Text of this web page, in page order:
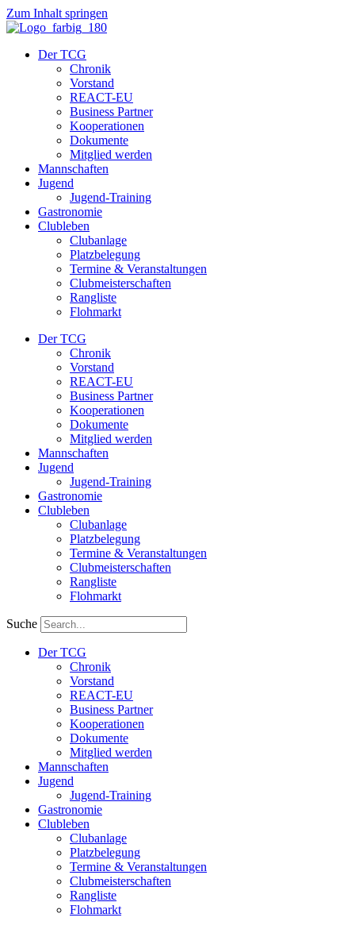
Zum Inhalt springen
Der TCG
Chronik
Vorstand
REACT-EU
Business Partner
Kooperationen
Dokumente
Mitglied werden
Mannschaften
Jugend
Jugend-Training
Gastronomie
Clubleben
Clubanlage
Platzbelegung
Termine & Veranstaltungen
Clubmeisterschaften
Rangliste
Flohmarkt
Der TCG
Chronik
Vorstand
REACT-EU
Business Partner
Kooperationen
Dokumente
Mitglied werden
Mannschaften
Jugend
Jugend-Training
Gastronomie
Clubleben
Clubanlage
Platzbelegung
Termine & Veranstaltungen
Clubmeisterschaften
Rangliste
Flohmarkt
Suche
Der TCG
Chronik
Vorstand
REACT-EU
Business Partner
Kooperationen
Dokumente
Mitglied werden
Mannschaften
Jugend
Jugend-Training
Gastronomie
Clubleben
Clubanlage
Platzbelegung
Termine & Veranstaltungen
Clubmeisterschaften
Rangliste
Flohmarkt